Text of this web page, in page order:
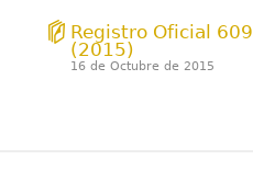
Registro Oficial 609
(2015)
16 de Octubre de 2015